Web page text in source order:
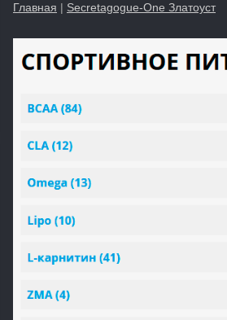
Главная | Secretagogue-One Златоуст